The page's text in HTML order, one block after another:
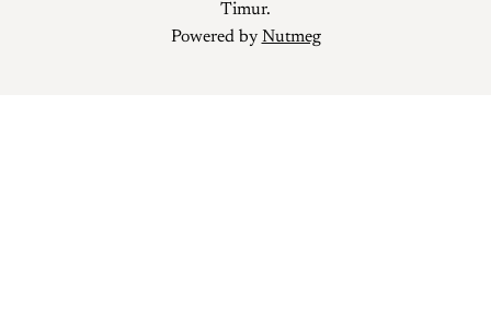
Timur.
Powered by Nutmeg